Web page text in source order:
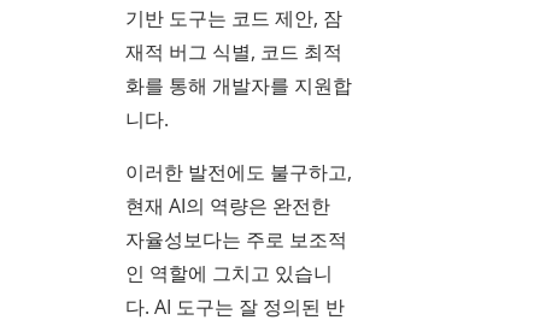
기반 도구는 코드 제안, 잠
재적 버그 식별, 코드 최적
화를 통해 개발자를 지원합
니다.
이러한 발전에도 불구하고,
현재 AI의 역량은 완전한
자율성보다는 주로 보조적
인 역할에 그치고 있습니
다. AI 도구는 잘 정의된 반